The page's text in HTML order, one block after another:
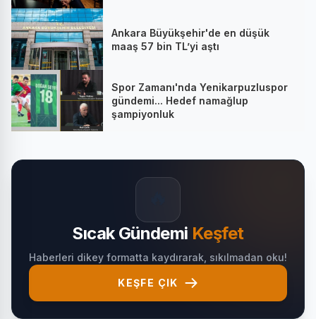
Ankara Büyükşehir'de en düşük
maaş 57 bin TL’yi aştı
Spor Zamanı'nda Yenikarpuzluspor
gündemi... Hedef namağlup
şampiyonluk
Sıcak Gündemi Keşfet
Haberleri dikey formatta kaydırarak, sıkılmadan oku!
KEŞFE ÇIK